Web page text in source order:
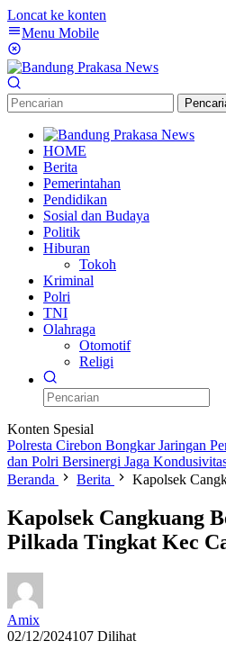
Loncat ke konten
Menu Mobile
HOME
Berita
Pemerintahan
Pendidikan
Sosial dan Budaya
Politik
Hiburan
Tokoh
Kriminal
Polri
TNI
Olahraga
Otomotif
Religi
Konten Spesial
Polresta Cirebon Bongkar Jaringan
dan Polri Bersinergi Jaga
Beranda
Berita Kapolsek
Kapolsek Cangkuang
Pilkada Tingkat Kec
Amix
02/12/2024107 Dilihat